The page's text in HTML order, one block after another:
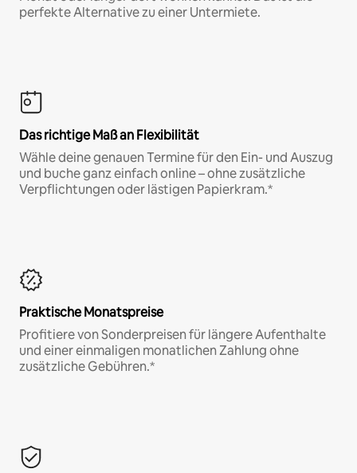
perfekte Alternative zu einer Untermiete.
Das richtige Maß an Flexibilität
Wähle deine genauen Termine für den Ein- und Auszug
und buche ganz einfach online – ohne zusätzliche
Verpflichtungen oder lästigen Papierkram.*
Praktische Monatspreise
Profitiere von Sonderpreisen für längere Aufenthalte
und einer einmaligen monatlichen Zahlung ohne
zusätzliche Gebühren.*